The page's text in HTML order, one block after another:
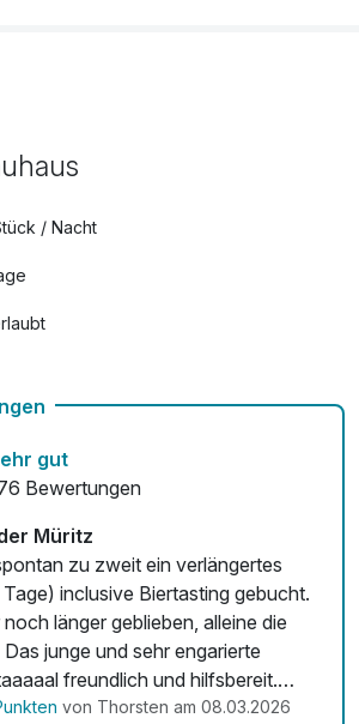
/ Nacht
gut
Bewertungen
Müritz
zu zweit ein verlängertes
inclusive Biertasting gebucht.
länger geblieben, alleine die
junge und sehr engarierte
freundlich und hilfsbereit.
Wetter mit den ersten
von Thorsten am 08.03.2026